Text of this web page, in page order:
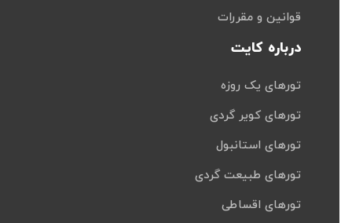
قوانین و مقررات
درباره کایت
تورهای یک روزه
تورهای کویر گردی
تورهای استانبول
تورهای طبیعت گردی
تورهای اقساطی